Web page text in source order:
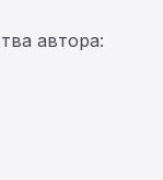
автора: